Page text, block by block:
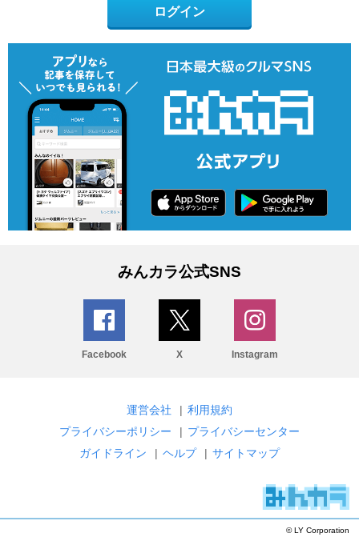
ログイン
みんカラ公式SNS
Facebook X Instagram
運営会社 | 利用規約
プライバシーポリシー
| プライバシーセンター
ガイドライン
| ヘルプ | サイトマップ
© LY Corporation